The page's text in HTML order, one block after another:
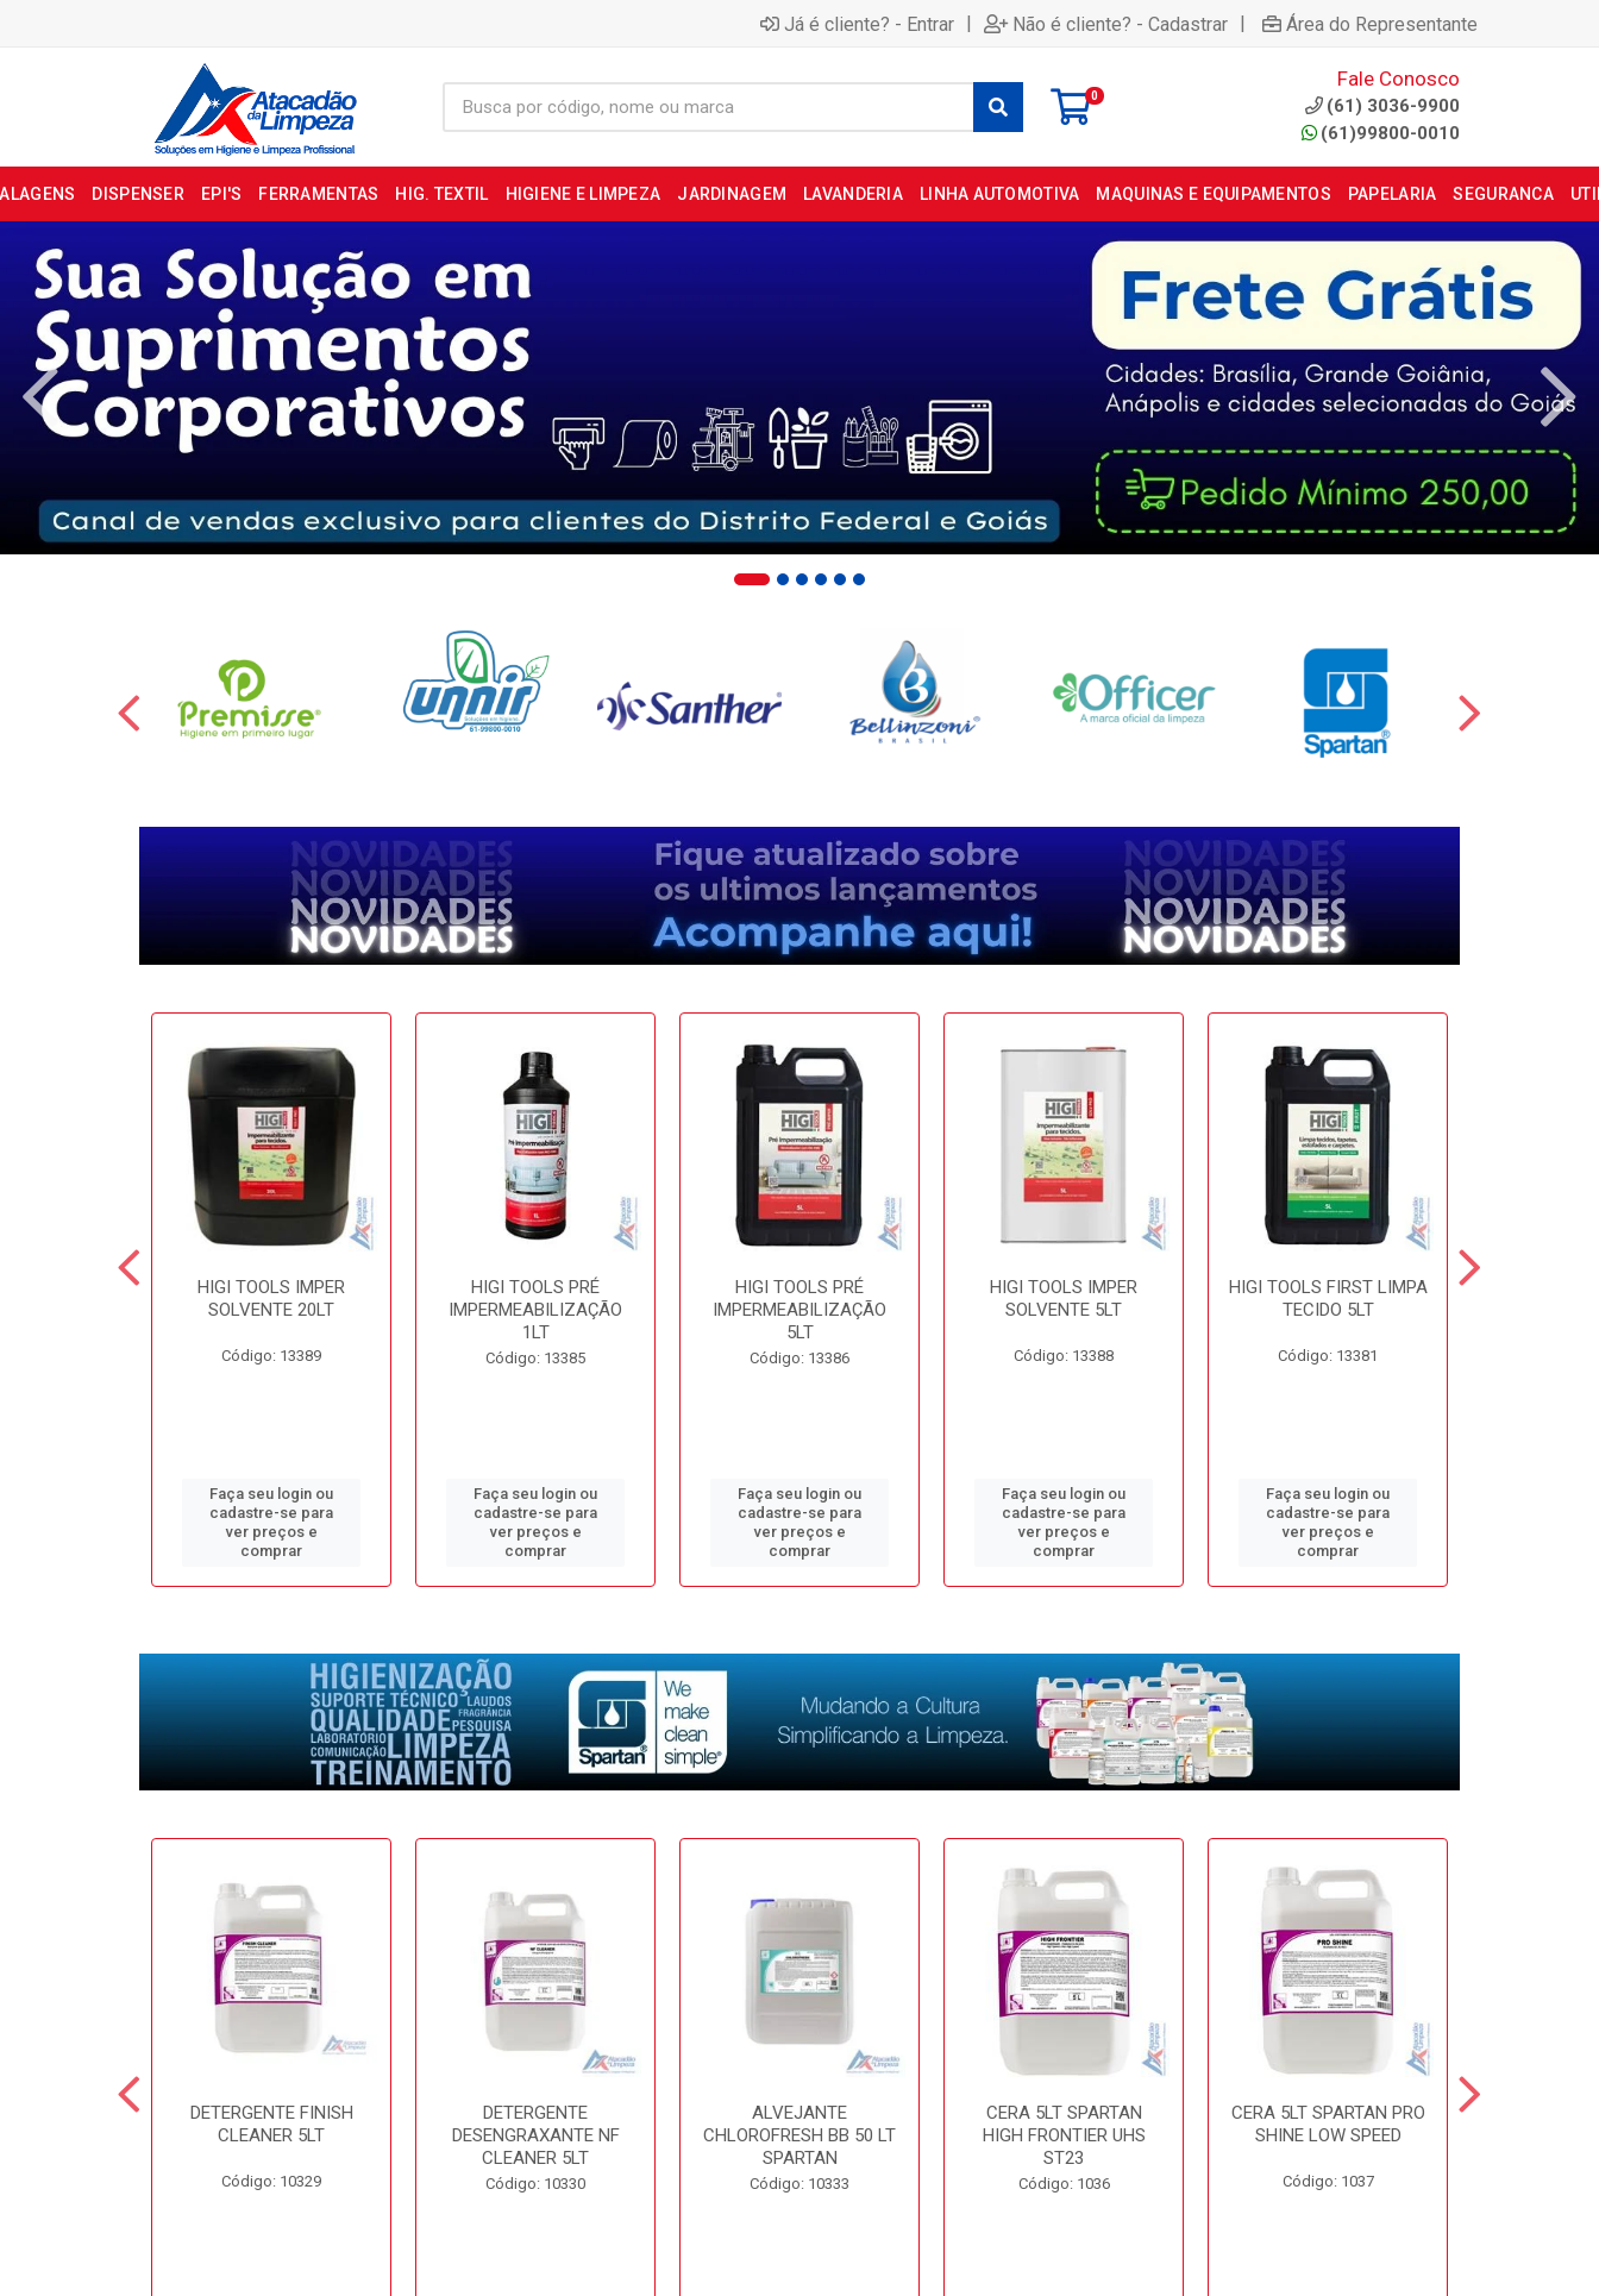
Já é cliente? - Entrar | Não é cliente? - Cadastrar | Área do Representante
0
Fale Conosco
(61) 3036-9900
(61)99800-0010
DISPENSER EPI'S FERRAMENTAS HIG. TEXTIL HIGIENE E LIMPEZA JARDINAGEM LAVANDERIA LINHA AUTOMOTIVA MAQUINAS E EQUIPAMENTOS PAPELARIA SEGURANCA
HIGI TOOLS IMPER
SOLVENTE 20LT
Código: 13389
Faça seu login ou
cadastre-se para
ver preços e
comprar
HIGI TOOLS PRÉ
IMPERMEABILIZAÇÃO
1LT
Código: 13385
Faça seu login ou
cadastre-se para
ver preços e
comprar
HIGI TOOLS PRÉ
IMPERMEABILIZAÇÃO
5LT
Código: 13386
Faça seu login ou
cadastre-se para
ver preços e
comprar
HIGI TOOLS IMPER
SOLVENTE 5LT
Código: 13388
Faça seu login ou
cadastre-se para
ver preços e
comprar
HIGI TOOLS FIRST LIMPA
TECIDO 5LT
Código: 13381
Faça seu login ou
cadastre-se para
ver preços e
comprar
DETERGENTE FINISH
CLEANER 5LT
Código: 10329
DETERGENTE
DESENGRAXANTE NF
CLEANER 5LT
Código: 10330
ALVEJANTE
CHLOROFRESH BB 50 LT
SPARTAN
Código: 10333
CERA 5LT SPARTAN
HIGH FRONTIER UHS
ST23
Código: 1036
CERA 5LT SPARTAN PRO
SHINE LOW SPEED
Código: 1037